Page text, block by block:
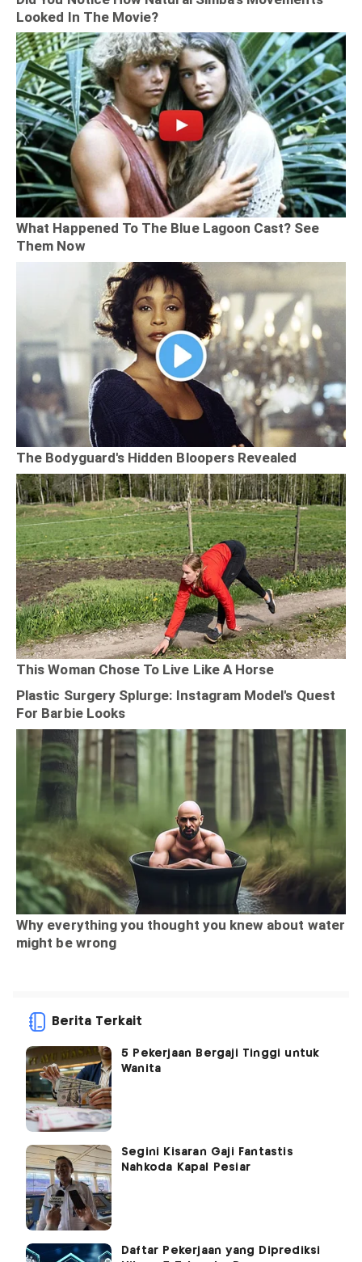
Berita Terkait
5 Pekerjaan Bergaji Tinggi untuk
Wanita
Segini Kisaran Gaji Fantastis
Nahkoda Kapal Pesiar
Daftar Pekerjaan yang Diprediksi